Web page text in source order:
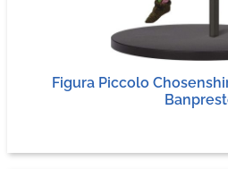
Figura Piccolo